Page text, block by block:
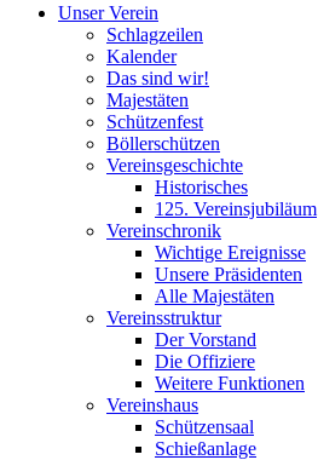
Unser Verein
Schlagzeilen
Kalender
Das sind wir!
Majestäten
Schützenfest
Böllerschützen
Vereinsgeschichte
Historisches
125. Vereinsjubiläum
Vereinschronik
Wichtige Ereignisse
Unsere Präsidenten
Alle Majestäten
Vereinsstruktur
Der Vorstand
Die Offiziere
Weitere Funktionen
Vereinshaus
Schützensaal
Schießanlage